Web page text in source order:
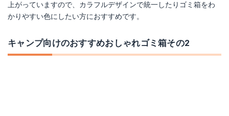
上がっていますので、カラフルデザインで統一したりゴミ箱をわ
かりやすい色にしたい方におすすめです。
キャンプ向けのおすすめおしゃれゴミ箱その2